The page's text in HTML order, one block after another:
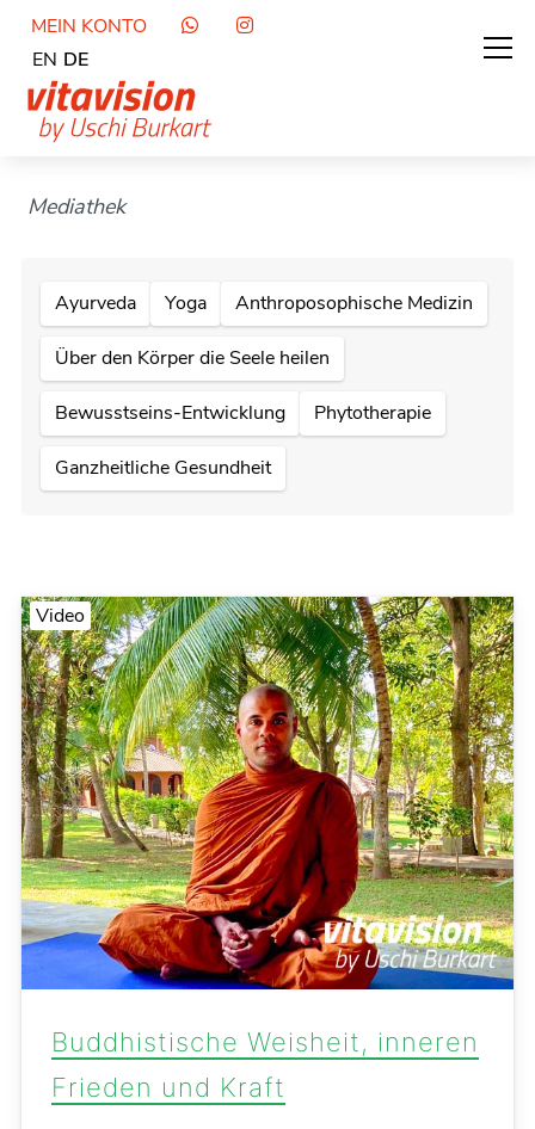
MEIN KONTO
EN DE
Mediathek
Ayurveda Yoga Anthroposophische Medizin
Über den Körper die Seele heilen
Bewusstseins-Entwicklung Phytotherapie
Ganzheitliche Gesundheit
Video
Buddhistische Weisheit, inneren
Frieden und Kraft